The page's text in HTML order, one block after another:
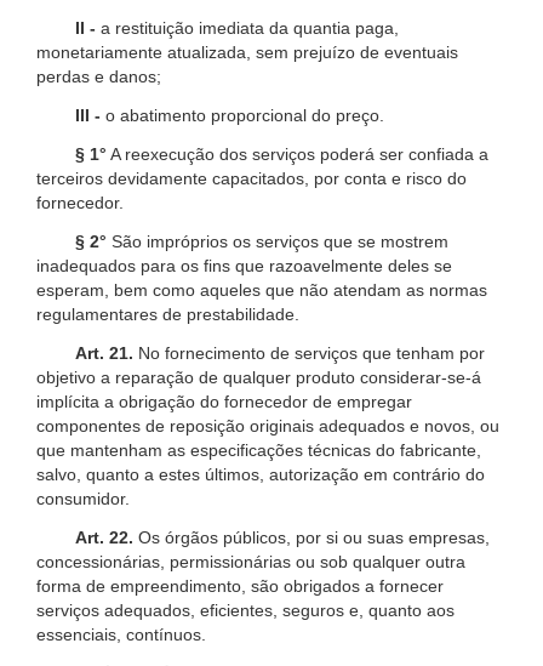
II - a restituição imediata da quantia paga,
monetariamente atualizada, sem prejuízo de eventuais
perdas e danos;
III - o abatimento proporcional do preço.
§ 1° A reexecução dos serviços poderá ser confiada a
terceiros devidamente capacitados, por conta e risco do
fornecedor.
§ 2° São impróprios os serviços que se mostrem
inadequados para os fins que razoavelmente deles se
esperam, bem como aqueles que não atendam as normas
regulamentares de prestabilidade.
Art. 21. No fornecimento de serviços que tenham por
objetivo a reparação de qualquer produto considerar-se-á
implícita a obrigação do fornecedor de empregar
componentes de reposição originais adequados e novos, ou
que mantenham as especificações técnicas do fabricante,
salvo, quanto a estes últimos, autorização em contrário do
consumidor.
Art. 22. Os órgãos públicos, por si ou suas empresas,
concessionárias, permissionárias ou sob qualquer outra
forma de empreendimento, são obrigados a fornecer
serviços adequados, eficientes, seguros e, quanto aos
essenciais, contínuos.